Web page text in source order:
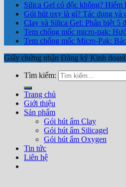
Silica Gel có độc không? Hiểm
Gói hút oxy là gì? Tác dụng và
Clay và Silica Gel: Phân biệt 5
Tem chống mốc micro-pak:
Tem chống mốc Micro-Pak:
Giấy chứng nhận Đăng ký Kinh
Tìm kiếm:
Trang chủ
Giới thiệu
Sản phẩm
Gói hút ẩm Clay
Gói hút ẩm Silicagel
Gói hút ẩm Oxygen
Tin tức
Liên hệ